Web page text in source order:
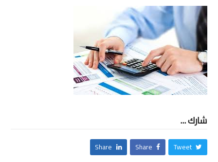
شارك ...
Tweet
Share
Share